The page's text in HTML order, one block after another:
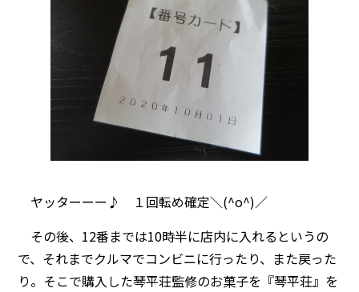
ヤッターーー♪ １回転め確定＼(^o^)／
その後、12番までは10時半に店内に入れるというの
で、それまでクルマでコンビニに行ったり、また戻った
り。そこで購入した琴平荘監修のお菓子を『琴平荘』を